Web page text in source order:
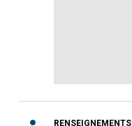
RENSEIGNEMENTS